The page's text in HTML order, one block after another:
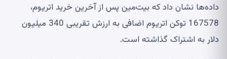
داده‌ها نشان داد که بیت‌مین پس از آخرین خرید اتریوم،
167578 توکن اتریوم اضافی به ارزش تقریبی 340 میلیون
دلار به اشتراک گذاشته است.